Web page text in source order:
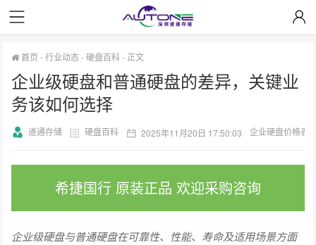
首页 -行业动态-硬盘百科- 正文
企业级硬盘和普通硬盘的差异，关键业
务该如何选择
道通存储 硬盘百科 2025年11月20日 17:50:03 企业硬盘价格表
希捷国行 原装正品 欢迎采购咨询
企业级硬盘与普通硬盘在可靠性、性能、寿命及适用场景方面